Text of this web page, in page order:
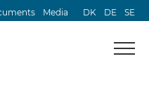
DK DE SE
Media